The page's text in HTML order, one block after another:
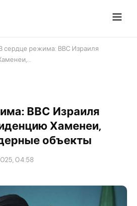
сердце режима: ВВС Израиля
ВВС Израиля
Хаменеи,
объекты
04:58